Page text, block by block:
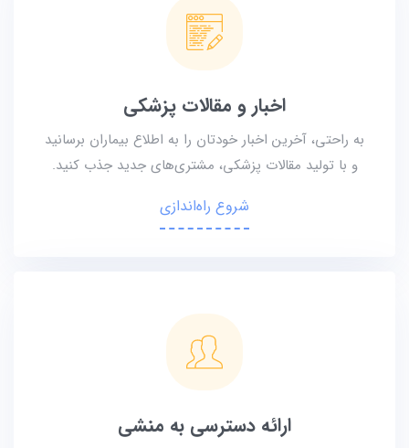
اخبار و مقالات پزشکی
به راحتی، آخرین اخبار خودتان را به اطلاع بیماران برسانید
و با تولید مقالات پزشکی، مشتری‌های جدید جذب کنید.
شروع راه‌اندازی
ارائه دسترسی به منشی